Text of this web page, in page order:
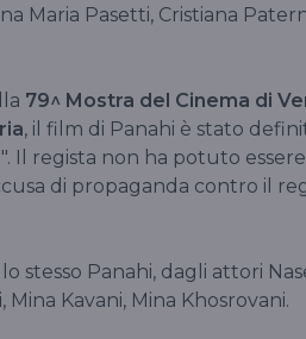
Maria Pasetti, Cristiana
79^ Mostra del Cinema di
, il film di Panahi è stato
Il regista non ha potuto
di propaganda contro il
stesso Panahi, dagli attori
Kavani, Mina Khosrovani.